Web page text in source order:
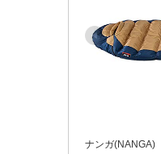
ナンガ(NANGA)